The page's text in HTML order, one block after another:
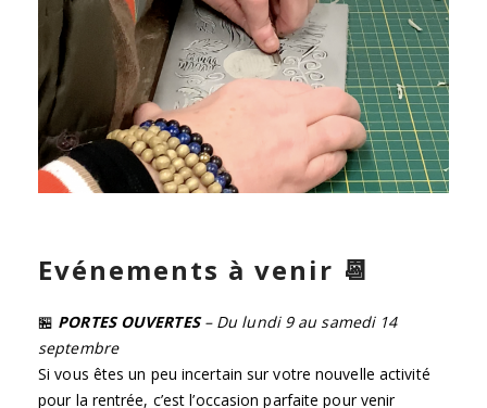
Evénements à venir 📆
🏪 PORTES OUVERTES– Du lundi 9 au samedi 14
septembre
Si vous êtes un peu incertain sur votre nouvelle activité
pour la rentrée, c’est l’occasion parfaite pour venir